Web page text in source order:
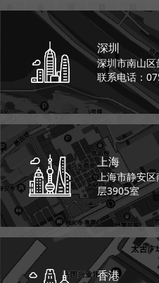
深圳
深圳市南山区
联系电话：
上海
上海市静安
层3905室
香港